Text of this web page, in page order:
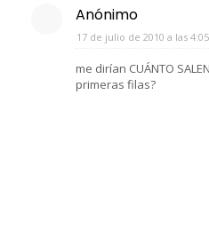
Anónimo
17 de julio de 2010 a las 4:05
me dirían CUÁNTO
primeras filas?